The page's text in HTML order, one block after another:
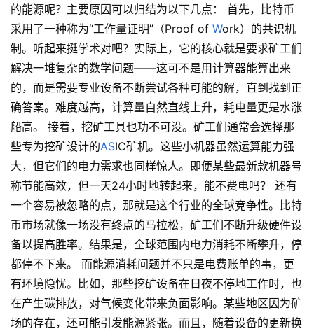
的能源呢？主要原因可以归结为以下几点： 首先，比特币
采用了一种称为“工作量证明”（Proof of Work）的共识机
制。听起来挺学术对吧？实际上，它的核心就是要求矿工们
解决一堆复杂的数学问题——这可不是用计算器能算出来
的，而是需要专业设备不断尝试各种可能的解，直到找到正
确答案。难度越高，计算量自然直线上升，耗电量更是水涨
船高。 接着，挖矿工具也功不可没。矿工们通常会选择那
些专为挖矿设计的ASIC矿机。这些小机器虽然运算能力强
大，但它们的电力需求也同样惊人。即便某些最新款机器号
称节能高效，但一天24小时地转起来，能不费电吗？ 还有
一个容易被忽略的点，那就是这个行业的全球竞争性。比特
币市场就像一场没有终点的马拉松，矿工们不断升级硬件设
备以提高胜率。结果是，全球范围内电力消耗不断攀升，停
都停不下来。 而能源消耗问题并不只是电费账单的事，更
有环境隐忧。比如，那些挖矿设备在日夜不停地工作时，也
在产生碳排放，对气候变化带来负面影响。某些地区因为矿
场的存在，还可能引发能源紧张。而且，随着设备的更新换